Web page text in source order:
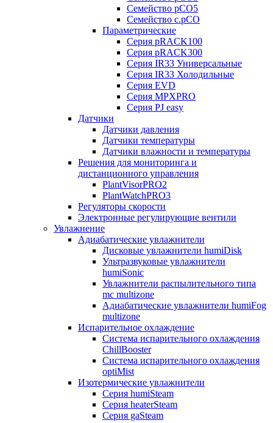
Семейство pCO5
Семейство c.pCO
Параметрические
Серия pRACK100
Серия pRACK300
Серия IR33 Универсальные
Серия IR33 Холодильные
Серия EVD
Серия MPXPRO
Серия PJ easy
Датчики
Датчики давления
Датчики температуры
Датчики влажности и температуры
Решения для мониторинга и
дистанционного управления
PlantVisorPRO2
PlantWatchPRO3
Регуляторы скорости
Электронные регулирующие вентили
Увлажнение
Адиабатические увлажнители
Дисковые увлажнители humiDisk
Ультразвуковые увлажнители
humiSonic
Увлажнители распылительного типа
mc multizone
Адиабатические увлажнители humiFog
multizone
Испарительное охлаждение
Система испарительного охлаждения
ChillBooster
Система испарительного охлаждения
optiMist
Изотермические увлажнители
Серия humiSteam
Серия heaterSteam
Серия gaSteam